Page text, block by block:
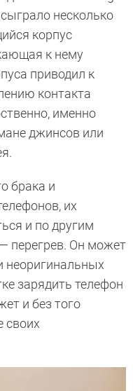
несколько
корпус
к нему
приводил к
контакта
именно
джинсов или
брака и
их
и по другим
перегрев. Он может
неоригинальных
зарядить телефон
и без того
своих